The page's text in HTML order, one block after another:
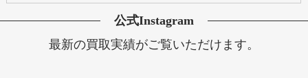
公式Instagram
最新の買取実績がご覧いただけます。